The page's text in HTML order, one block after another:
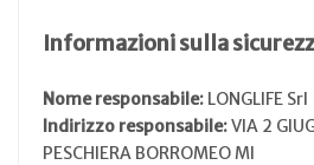
Informazioni sulla
Nome responsabile: LONGLIFE Srl
Indirizzo responsabile:VIA 2
PESCHIERA BORROMEO MI